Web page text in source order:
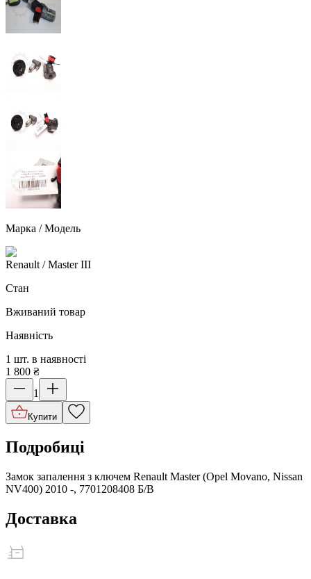
Марка / Модель
Renault / Master III
Стан
Вживаний товар
Наявність
1 шт. в наявності
1 800 ₴
1
Купити
Подробиці
Замок запалення з ключем Renault Master (Opel Movano, Nissan
NV400) 2010 -, 7701208408 Б/В
Доставка